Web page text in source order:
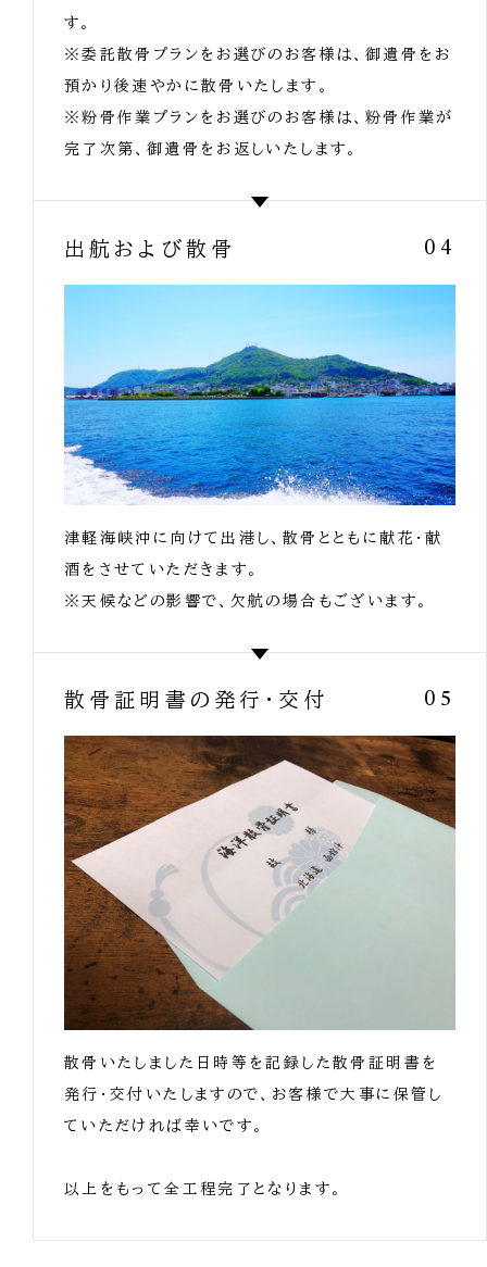
す。
※委託散骨プランをお選びのお客様は、御遺骨をお
預かり後速やかに散骨いたします。
※粉骨作業プランをお選びのお客様は、粉骨作業が
完了次第、御遺骨をお返しいたします。
出航および散骨 04
津軽海峡沖に向けて出港し、散骨とともに献花・献
酒をさせていただきます。
※天候などの影響で、欠航の場合もございます。
散骨証明書の発行・交付 05
散骨いたしました日時等を記録した散骨証明書を
発行・交付いたしますので、お客様で大事に保管し
ていただければ幸いです。
以上をもって全工程完了となります。